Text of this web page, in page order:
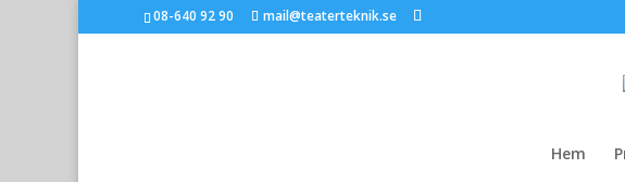
08-640 92 90 mail@teaterteknik.se
Hem